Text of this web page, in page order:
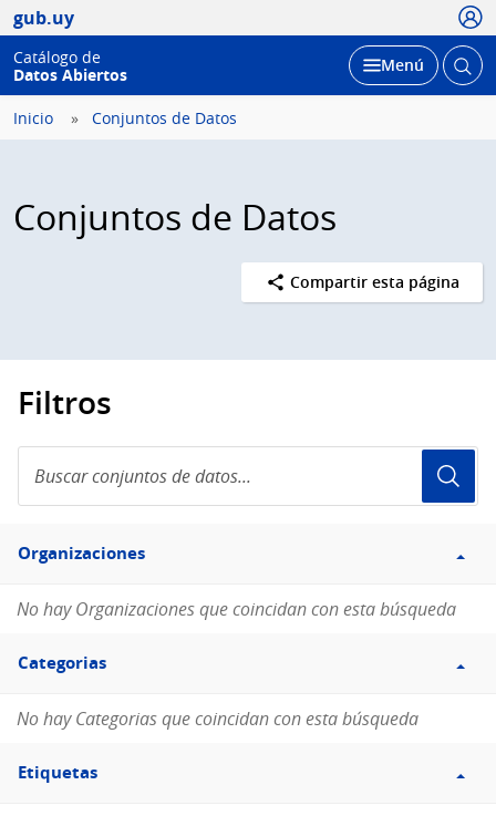
gub.uy
Catálogo de
Datos Abiertos
Desplegar
Menú Abrir
Inicio Conjuntos de Datos
Conjuntos de Datos
Compartir esta página
Filtros
conjuntos
de
Filtro
Organizaciones
Organizaciones
No hay Organizaciones que coincidan con esta búsqueda
Filtro
Categorias
Categorias
No hay Categorias que coincidan con esta búsqueda
Filtro
Etiquetas
Etiquetas